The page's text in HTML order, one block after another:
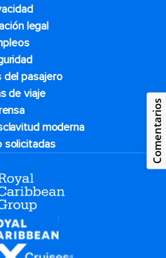
legal
del pasajero
de viaje
moderna
solicitadas
Comentarios